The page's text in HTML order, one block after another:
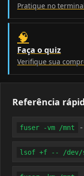
Pratique no
🧠
Faça o quiz
Verifique sua
Referência
fuser -vm /mnt
lsof +f -- /dev/